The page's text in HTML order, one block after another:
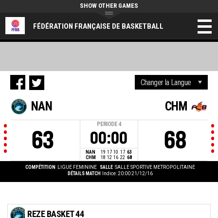
FÉDÉRATION FRANÇAISE DE BASKETBALL
SHOW OTHER GAMES
NAN
63
PERIODE 4
00:00
NAN 19 17 10 17 63
CHM
18 12 16 22 68
CHM
68
COMPÉTITION LIGUE FEMININE SALLE SALLE SPORTIVE METROPOLITAINE
DÉTAILS MATCH
Indice: 20:00 21/12/16
REZE BASKET 44